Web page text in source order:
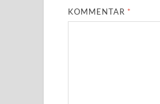
KOMMENTAR *